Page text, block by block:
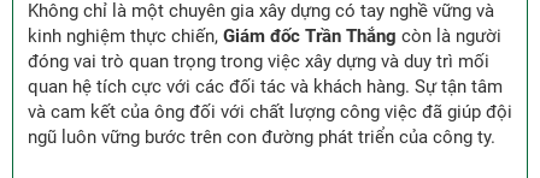
Không chỉ là một chuyên gia xây dựng có tay nghề vững và
kinh nghiệm thực chiến, Giám đốc Trần Thắng còn là người
đóng vai trò quan trọng trong việc xây dựng và duy trì mối
quan hệ tích cực với các đối tác và khách hàng. Sự tận tâm
và cam kết của ông đối với chất lượng công việc đã giúp đội
ngũ luôn vững bước trên con đường phát triển của công ty.